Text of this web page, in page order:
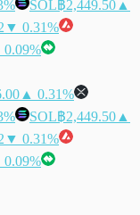
SOL฿2,449.50 ▲
▼ 0.31%
▲ 0.31%
SOL฿2,449.50 ▲
▼ 0.31%